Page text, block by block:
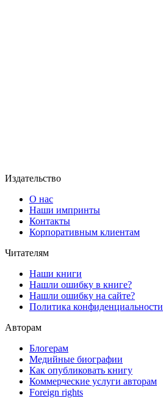
Издательство
О нас
Наши импринты
Контакты
Корпоративным клиентам
Читателям
Наши книги
Нашли ошибку в книге?
Нашли ошибку на сайте?
Политика конфиденциальности
Авторам
Блогерам
Медийные биографии
Как опубликовать книгу
Коммерческие услуги авторам
Foreign rights